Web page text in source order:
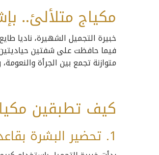
مكياج متلألئ..
خبيرة التجميل الشهيرة، ناديا
فيما حافظت على شفتين حياديتين
متوازنة تجمع بين الجرأة
كيف تطبقين
1. تحضير البشرة بقاعدة ناعمة: